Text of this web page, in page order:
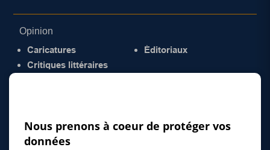
Opinion
Caricatures
Critiques littéraires
Éditoriaux
Nous prenons à coeur de protéger vos
données